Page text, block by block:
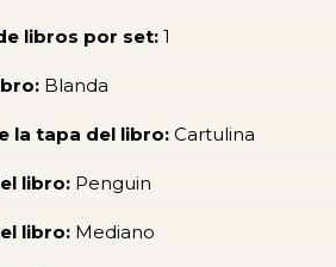
libros por set: 1
Blanda
la tapa del libro: Cartulina
libro: Penguin
libro: Mediano